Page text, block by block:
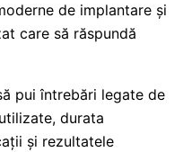
de implantare și
care să răspundă
pui întrebări legate de
durata
și rezultatele